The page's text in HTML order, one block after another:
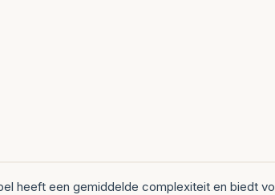
heeft een gemiddelde complexiteit en biedt